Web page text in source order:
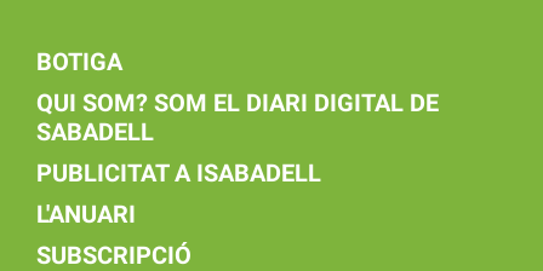
BOTIGA
QUI SOM? SOM EL DIARI DIGITAL DE
SABADELL
PUBLICITAT A ISABADELL
L'ANUARI
SUBSCRIPCIÓ